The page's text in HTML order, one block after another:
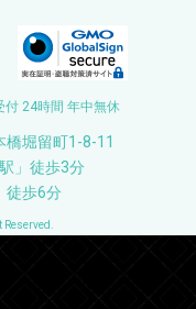
24時間 年中無休
堀留町1-8-11
」徒歩3分
徒歩6分